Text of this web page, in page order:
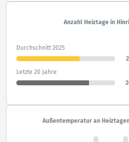
Anzahl Heiztage in
Durchschnitt 2025
Letzte 20 Jahre
Außentemperatur an